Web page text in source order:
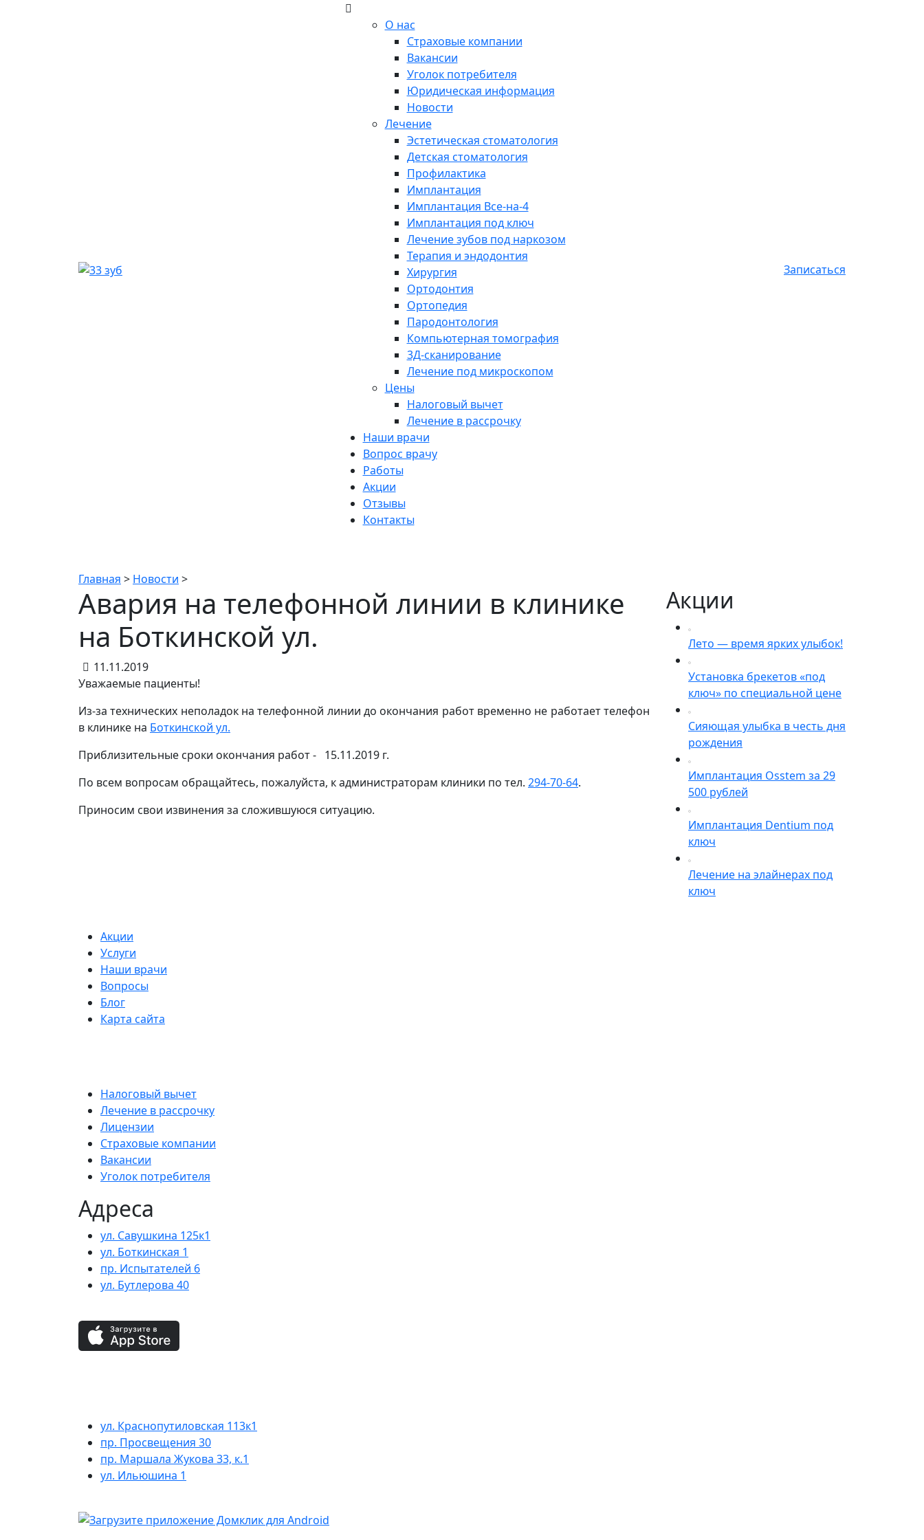
О нас
Страховые компании
Вакансии
Уголок потребителя
Юридическая информация
Новости
Лечение
Эстетическая стоматология
Детская стоматология
Профилактика
Имплантация
Имплантация Все-на-4
Имплантация под ключ
Лечение зубов под наркозом
Терапия и эндодонтия
Хирургия
Ортодонтия
Ортопедия
Пародонтология
Компьютерная томография
3Д-сканирование
Лечение под микроскопом
Цены
Налоговый вычет
Лечение в рассрочку
Наши врачи
Вопрос врачу
Работы
Акции
Отзывы
Контакты
Записаться
Главная > Новости >
Авария на телефонной линии в клинике
на Боткинской ул.
11.11.2019
Уважаемые пациенты!
Из-за технических неполадок на телефонной линии до окончания работ временно не работает телефон
в клинике на Боткинской ул.
Приблизительные сроки окончания работ - 15.11.2019 г.
По всем вопросам обращайтесь, пожалуйста, к администраторам клиники по тел. 294-70-64.
Приносим свои извинения за сложившуюся ситуацию.
Акции
Лето — время ярких улыбок!
Установка брекетов «под
ключ» по специальной цене
Сияющая улыбка в честь дня
рождения
Имплантация Osstem за 29
500 рублей
Имплантация Dentium под
ключ
Лечение на элайнерах под
ключ
Акции
Услуги
Наши врачи
Вопросы
Блог
Карта сайта
Налоговый вычет
Лечение в рассрочку
Лицензии
Страховые компании
Вакансии
Уголок потребителя
Адреса
ул. Савушкина 125к1
ул. Боткинская 1
пр. Испытателей 6
ул. Бутлерова 40
ул. Краснопутиловская 113к1
пр. Просвещения 30
пр. Маршала Жукова 33, к.1
ул. Ильюшина 1